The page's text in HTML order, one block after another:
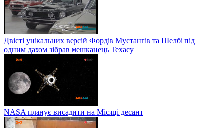
Двісті унікальних версій Фордів Мустангів та Шелбі під
одним дахом зібрав мешканець Техасу
NASA планує висадити на Місяці десант